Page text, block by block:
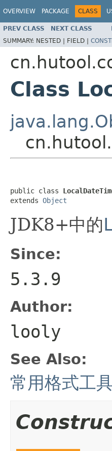
OVERVIEW PACKAGE CLASS
PREV CLASS NEXT CLASS
SUMMARY: NESTED | FIELD |
Class
public class
extends Object
JDK8+中的
Since:
5.3.9
Author:
looly
See Also:
常用格式工